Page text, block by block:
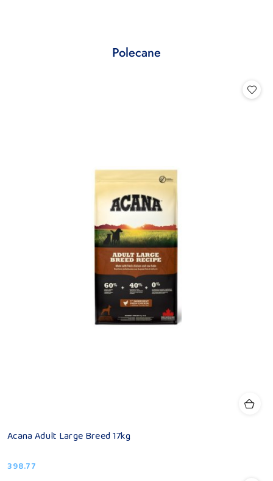
Pomiń karuzelę produktów
Produkty
Polecane
Acana Adult Large Breed 17kg
Cena:
398.77